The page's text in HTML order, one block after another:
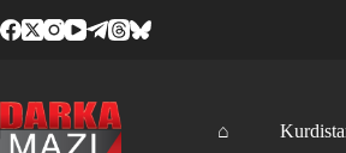
to
⌂